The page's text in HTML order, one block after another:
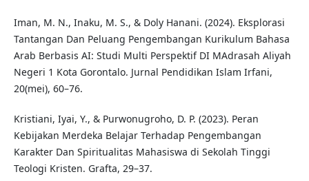
Iman, M. N., Inaku, M. S., & Doly Hanani. (2024). Eksplorasi
Tantangan Dan Peluang Pengembangan Kurikulum Bahasa
Arab Berbasis AI: Studi Multi Perspektif DI MAdrasah Aliyah
Negeri 1 Kota Gorontalo. Jurnal Pendidikan Islam Irfani,
20(mei), 60–76.
Kristiani, Iyai, Y., & Purwonugroho, D. P. (2023). Peran
Kebijakan Merdeka Belajar Terhadap Pengembangan
Karakter Dan Spiritualitas Mahasiswa di Sekolah Tinggi
Teologi Kristen. Grafta, 29–37.